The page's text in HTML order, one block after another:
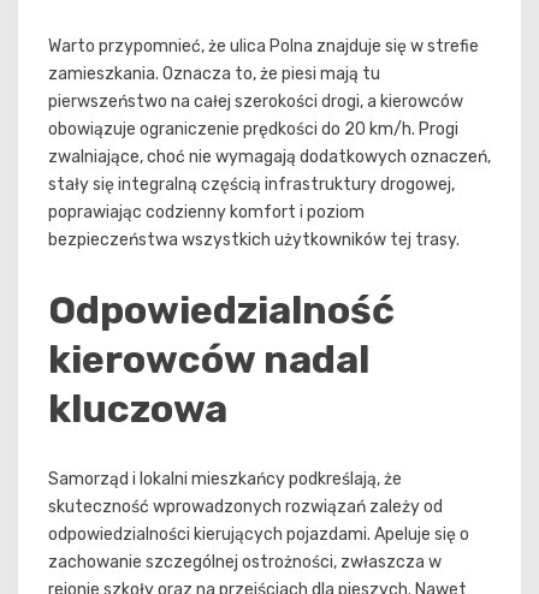
Warto przypomnieć, że ulica Polna znajduje się w strefie
zamieszkania. Oznacza to, że piesi mają tu
pierwszeństwo na całej szerokości drogi, a kierowców
obowiązuje ograniczenie prędkości do 20 km/h. Progi
zwalniające, choć nie wymagają dodatkowych oznaczeń,
stały się integralną częścią infrastruktury drogowej,
poprawiając codzienny komfort i poziom
bezpieczeństwa wszystkich użytkowników tej trasy.
Odpowiedzialność
kierowców nadal
kluczowa
Samorząd i lokalni mieszkańcy podkreślają, że
skuteczność wprowadzonych rozwiązań zależy od
odpowiedzialności kierujących pojazdami. Apeluje się o
zachowanie szczególnej ostrożności, zwłaszcza w